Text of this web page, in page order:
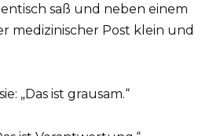
saß und neben einem
medizinischer Post klein und
„Das ist grausam.“